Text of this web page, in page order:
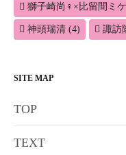
獅子崎尚♀×比留間ミ
神頭瑞清 (4) 諏訪
SITE MAP
TOP
TEXT